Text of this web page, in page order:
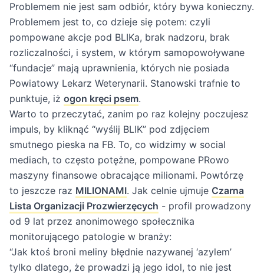
Problemem nie jest sam odbiór, który bywa konieczny.
Problemem jest to, co dzieje się potem: czyli
pompowane akcje pod BLIKa, brak nadzoru, brak
rozliczalności, i system, w którym samopowoływane
“fundacje” mają uprawnienia, których nie posiada
Powiatowy Lekarz Weterynarii. Stanowski trafnie to
punktuje, iż ogon kręci psem.
Warto to przeczytać, zanim po raz kolejny poczujesz
impuls, by kliknąć “wyślij BLIK” pod zdjęciem
smutnego pieska na FB. To, co widzimy w social
mediach, to często potężne, pompowane PRowo
maszyny finansowe obracające milionami. Powtórzę
to jeszcze raz MILIONAMI. Jak celnie ujmuje Czarna
Lista Organizacji Prozwierzęcych - profil prowadzony
od 9 lat przez anonimowego społecznika
monitorującego patologie w branży:
“Jak ktoś broni meliny błędnie nazywanej ‘azylem’
tylko dlatego, że prowadzi ją jego idol, to nie jest